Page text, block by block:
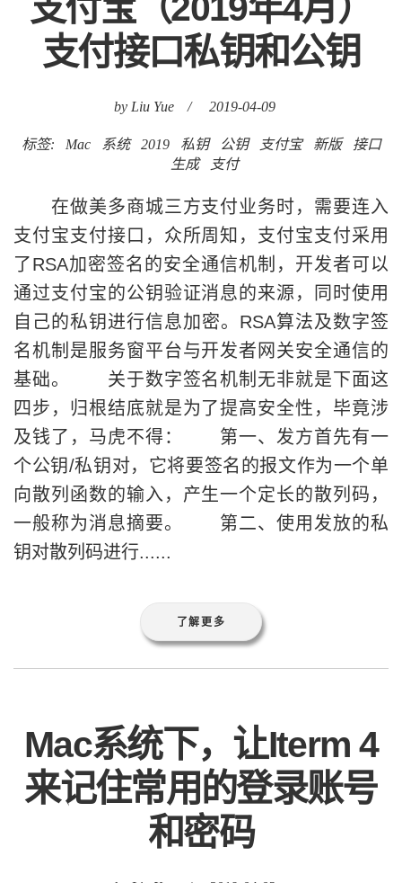
支付接口私钥和公钥
by Liu Yue / 2019-04-09
标签: Mac 系统 2019 私钥 公钥 支付宝 新版
接口
生成
支付
在做美多商城三方支付业务时，需要连入
支付宝支付接口，众所周知，支付宝支付采用
了RSA加密签名的安全通信机制，开发者可以
通过支付宝的公钥验证消息的来源，同时使用
自己的私钥进行信息加密。RSA算法及数字签
名机制是服务窗平台与开发者网关安全通信的
基础。 关于数字签名机制无非就是下面这
四步，归根结底就是为了提高安全性，毕竟涉
及钱了，马虎不得： 第一、发方首先有一
个公钥/私钥对，它将要签名的报文作为一个单
向散列函数的输入，产生一个定长的散列码，
一般称为消息摘要。 第二、使用发放的私
钥对散列码进行......
了解更多
Mac系统下，让Iterm 4
来记住常用的登录账号
和密码